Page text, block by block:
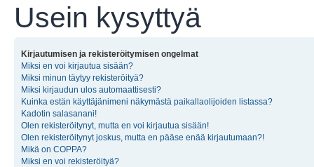
Usein kysyttyä
Kirjautumisen ja rekisteröitymisen ongelmat
Miksi en voi kirjautua sisään?
Miksi minun täytyy rekisteröityä?
Miksi kirjaudun ulos automaattisesti?
Kuinka estän käyttäjänimeni näkymästä paikallaolijoiden listassa?
Kadotin salasanani!
Olen rekisteröitynyt, mutta en voi kirjautua sisään!
Olen rekisteröitynyt joskus, mutta en pääse enää kirjautumaan?!
Mikä on COPPA?
Miksi en voi rekisteröityä?